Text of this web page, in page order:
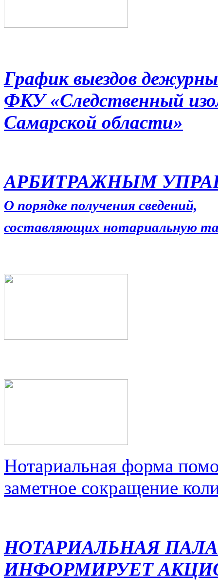
График выездов
ФКУ «Следственный
Самарской области»
АРБИТРАЖНЫМ
О порядке получения сведений,
составляющих нотариальную
Нотариальная форма
заметное сокращение
НОТАРИАЛЬНАЯ
ИНФОРМИРУЕТ